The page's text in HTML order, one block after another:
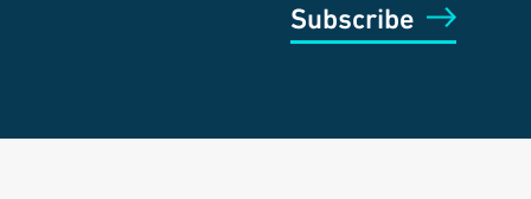
Subscribe